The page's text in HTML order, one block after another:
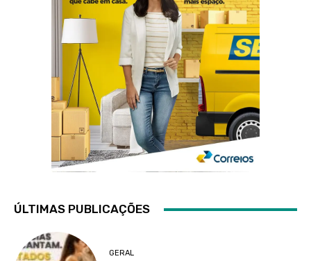
ÚLTIMAS PUBLICAÇÕES
GERAL